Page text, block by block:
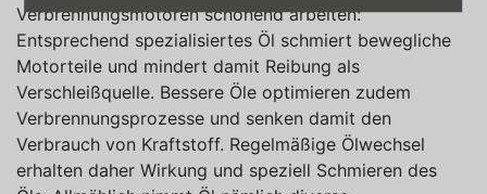
Verbrennungsmotoren schonend arbeiten:
Entsprechend spezialisiertes Öl schmiert bewegliche
Motorteile und mindert damit Reibung als
Verschleißquelle. Bessere Öle optimieren zudem
Verbrennungsprozesse und senken damit den
Verbrauch von Kraftstoff. Regelmäßige Ölwechsel
erhalten daher Wirkung und speziell Schmieren des